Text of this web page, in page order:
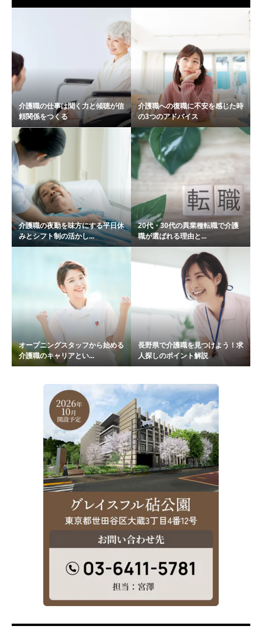
介護職の仕事は聞く力と傾聴が信
頼関係をつくる
介護職への復職に不安を感じた時
の3つのアドバイス
介護職の夜勤を味方にする平日休
みとシフト制の活かし...
20代・30代の異業種転職で介護
職が選ばれる理由と...
オープニングスタッフから始める
介護職のキャリアとい...
長野県で介護職を見つけよう！求
人探しのポイント解説